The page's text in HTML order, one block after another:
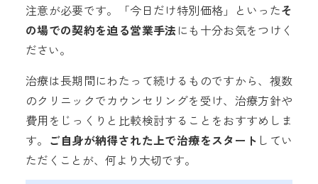
注意が必要です。「今日だけ特別価格」といったそ
の場での契約を迫る営業手法 にも十分お気をつけく
ださい。
治療は長期間にわたって続けるものですから、複数
のクリニックでカウンセリングを受け、治療方針や
費用をじっくりと比較検討することをおすすめしま
す。 ご自身が納得された上で治療をスタート してい
ただくことが、何より大切です。